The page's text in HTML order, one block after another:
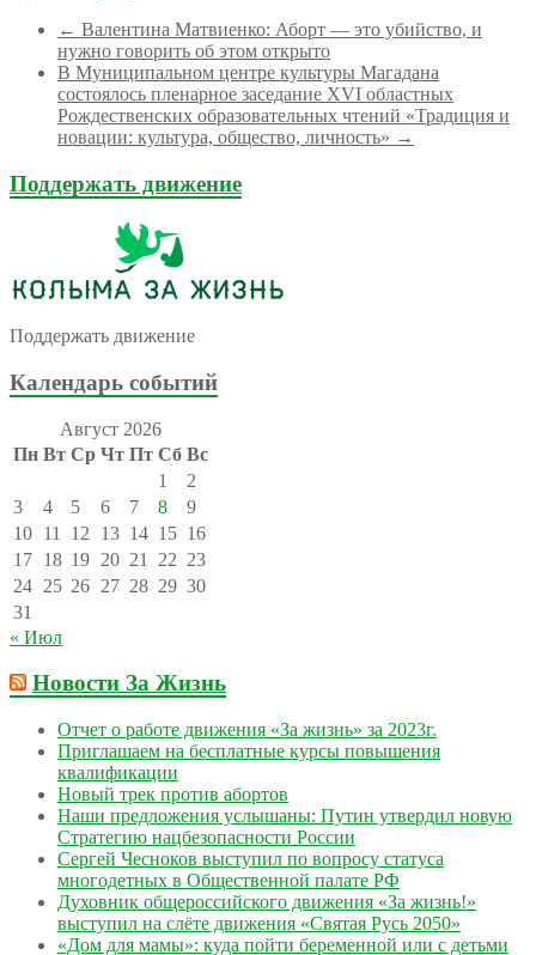
← Валентина Матвиенко: Аборт — это убийство, и
нужно говорить об этом открыто
В Муниципальном центре культуры Магадана
состоялось пленарное заседание XVI областных
Рождественских образовательных чтений «Традиция и
новации: культура, общество, личность» →
Поддержать движение
Поддержать движение
Календарь событий
Август 2026
Пн Вт Ср Чт Пт Сб Вс
1
2
3
4 5 6 7 8
9
10 11 12 13 14 15 16
17 18 19 20 21 22 23
24 25 26 27 28 29 30
31
« Июл
Новости За Жизнь
Отчет о работе движения «За жизнь» за 2023г.
Приглашаем на бесплатные курсы повышения
квалификации
Новый трек против абортов
Наши предложения услышаны: Путин утвердил новую
Стратегию нацбезопасности России
Сергей Чесноков выступил по вопросу статуса
многодетных в Общественной палате РФ
Духовник общероссийского движения «За жизнь!»
выступил на слёте движения «Святая Русь 2050»
«Дом для мамы»: куда пойти беременной или с детьми